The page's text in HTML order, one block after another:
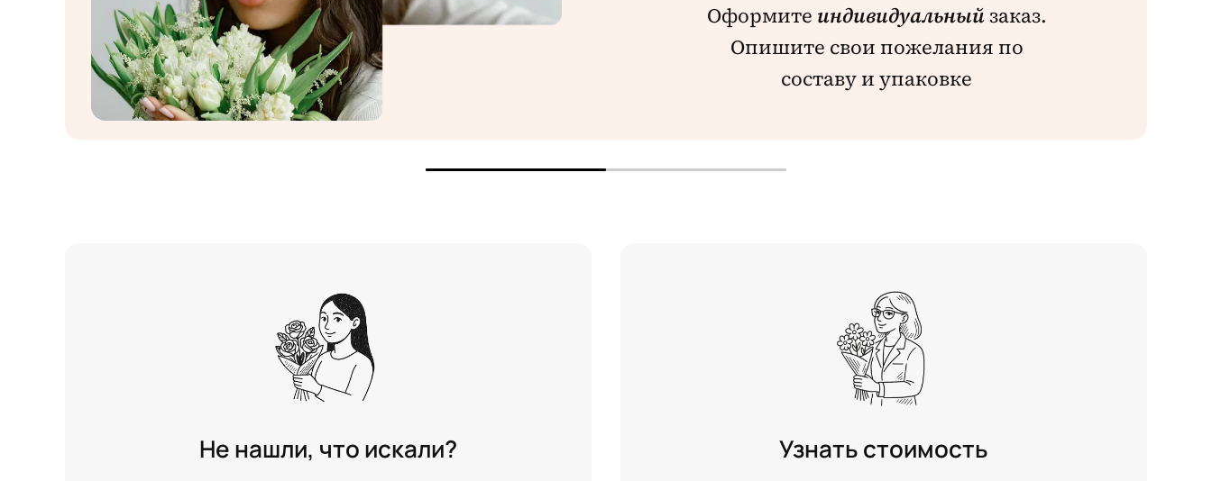
Оформите индивидуальныйзаказ.
Опишите свои пожелания по
составу и упаковке
Не нашли, что искали? Узнать стоимость